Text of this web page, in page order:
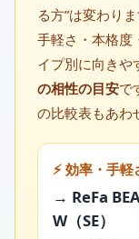
る方”は変わり
手軽さ・本格度
イプ別に向きや
の相性の目安で
の比較表もあわ
⚡ 効率・手
→ ReFa
W（SE）